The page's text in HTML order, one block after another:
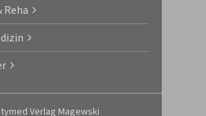
Reha
Verlag Magewski